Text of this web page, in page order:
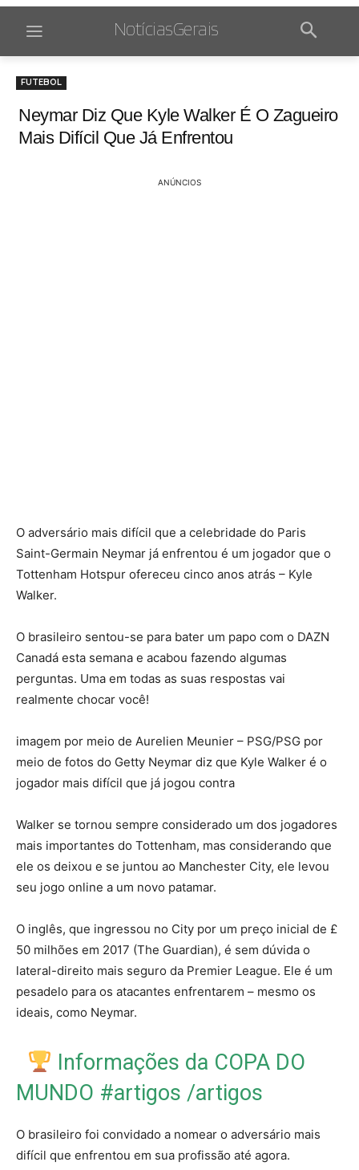
NotíciasGerais
FUTEBOL
Neymar Diz Que Kyle Walker É O Zagueiro
Mais Difícil Que Já Enfrentou
ANÚNCIOS
O adversário mais difícil que a celebridade do Paris
Saint-Germain Neymar já enfrentou é um jogador que o
Tottenham Hotspur ofereceu cinco anos atrás – Kyle
Walker.
O brasileiro sentou-se para bater um papo com o DAZN
Canadá esta semana e acabou fazendo algumas
perguntas. Uma em todas as suas respostas vai
realmente chocar você!
imagem por meio de Aurelien Meunier – PSG/PSG por
meio de fotos do Getty Neymar diz que Kyle Walker é o
jogador mais difícil que já jogou contra
Walker se tornou sempre considerado um dos jogadores
mais importantes do Tottenham, mas considerando que
ele os deixou e se juntou ao Manchester City, ele levou
seu jogo online a um novo patamar.
O inglês, que ingressou no City por um preço inicial de £
50 milhões em 2017 (The Guardian), é sem dúvida o
lateral-direito mais seguro da Premier League. Ele é um
pesadelo para os atacantes enfrentarem – mesmo os
ideais, como Neymar.
Informações da COPA DO
MUNDO #artigos /artigos
O brasileiro foi convidado a nomear o adversário mais
difícil que enfrentou em sua profissão até agora.